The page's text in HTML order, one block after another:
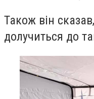
Також він
долучиться до